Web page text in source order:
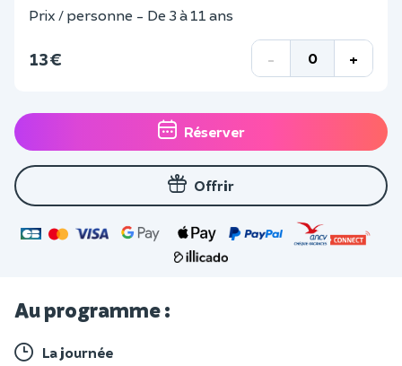
Prix / personne - De 3 à 11 ans
13 € - +
Réserver
Offrir
Au programme :
La journée